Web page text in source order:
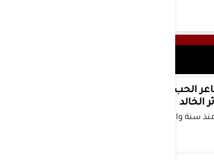
الخالد
سنة واحدة